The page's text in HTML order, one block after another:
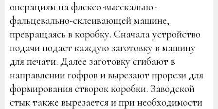
операциям на флексо-высекально-
фальцевально-склеивающей машине,
превращаясь в коробку. Сначала устройство
подачи подает каждую заготовку в машину
для печати. Далее заготовку сгибают в
направлении гофров и вырезают прорези для
формирования створок коробки. Заводской
стык также вырезается и при необходимости